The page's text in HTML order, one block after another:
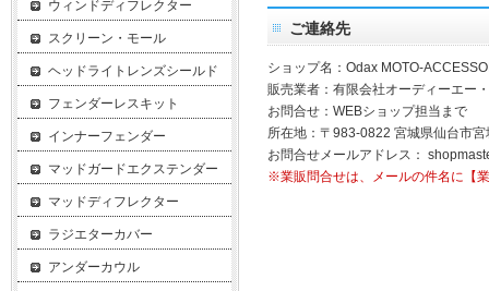
ご連絡先
ショップ名：Odax MOTO-
販売業者：有限会社オーディーエー
お問合せ：WEBショップ担当まで
所在地：〒983-0822 宮城県仙台市
お問合せメールアドレス：
※業販問合せは、メールの件名に【
ウィンドディフレクター
スクリーン・モール
ヘッドライトレンズシールド
フェンダーレスキット
インナーフェンダー
マッドガードエクステンダー
マッドディフレクター
ラジエターカバー
アンダーカウル